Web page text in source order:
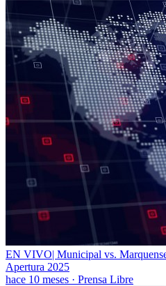
EN VIVO| Municipal vs.
Apertura 2025
hace 10 meses · Prensa Libre